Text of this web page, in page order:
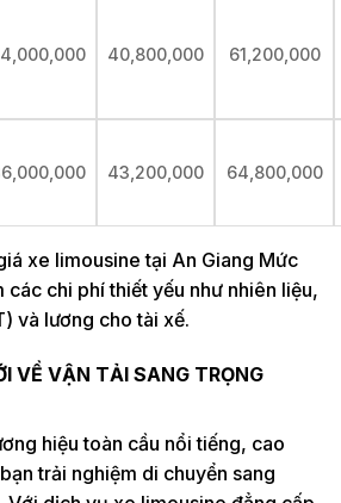
40,800,000 61,200,000
43,200,000 64,800,000
xe limousine tại An Giang Mức
chi phí thiết yếu như nhiên liệu,
và lương cho tài xế.
VỀ VẬN TẢI SANG TRỌNG
hiệu toàn cầu nổi tiếng, cao
trải nghiệm di chuyển sang